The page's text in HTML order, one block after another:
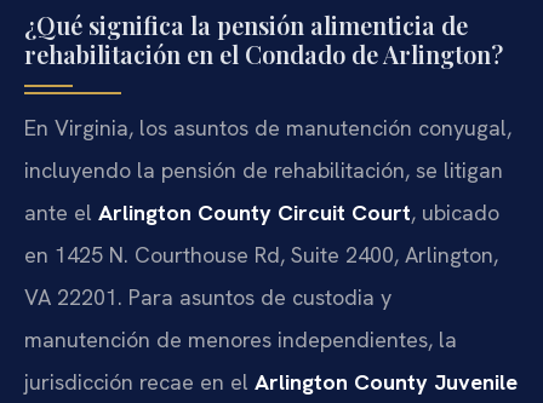
¿Qué significa la pensión alimenticia de
rehabilitación en el Condado de Arlington?
En Virginia, los asuntos de manutención conyugal,
incluyendo la pensión de rehabilitación, se litigan
ante el Arlington County Circuit Court, ubicado
en 1425 N. Courthouse Rd, Suite 2400, Arlington,
VA 22201. Para asuntos de custodia y
manutención de menores independientes, la
jurisdicción recae en el Arlington County Juvenile